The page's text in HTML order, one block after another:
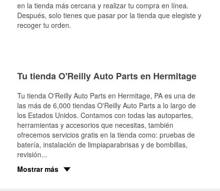
en la tienda más cercana y realizar tu compra en línea.
Después, solo tienes que pasar por la tienda que elegiste y
recoger tu orden.
Tu tienda O'Reilly Auto Parts en Hermitage
Tu tienda O'Reilly Auto Parts en Hermitage, PA es una de
las más de 6,000 tiendas O'Reilly Auto Parts a lo largo de
los Estados Unidos. Contamos con todas las autopartes,
herramientas y accesorios que necesitas, también
ofrecemos servicios gratis en la tienda como: pruebas de
batería, instalación de limpiaparabrisas y de bombillas,
revisión...
Mostrar más